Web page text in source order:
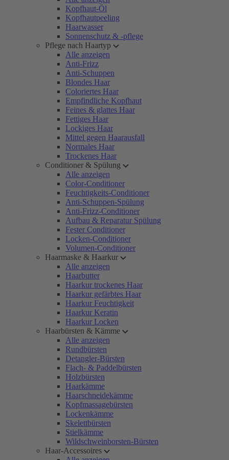
Kopfhaut-Öl
Kopfhautpeeling
Haarwasser
Sonnenschutz & -pflege
Pflege nach Haartyp
Alle anzeigen
Anti-Frizz
Anti-Schuppen
Blondes Haar
Coloriertes Haar
Empfindliche Kopfhaut
Feines & glattes Haar
Fettiges Haar
Lockiges Haar
Mittel gegen Haarausfall
Normales Haar
Trockenes Haar
Conditioner & Spülung
Alle anzeigen
Color-Conditioner
Feuchtigkeits-Conditioner
Anti-Schuppen-Spülung
Anti-Frizz-Conditioner
Aufbau & Reparatur Spülung
Fester Conditioner
Locken-Conditioner
Volumen-Conditioner
Haarmaske & Haarkur
Alle anzeigen
Haarbutter
Haarkur trockenes Haar
Haarkur gefärbtes Haar
Haarkur Feuchtigkeit
Haarkur Keratin
Haarkur Locken
Haarbürsten & Kämme
Alle anzeigen
Rundbürsten
Detangler-Bürsten
Flach- & Paddelbürsten
Holzbürsten
Haarkämme
Haarschneidekämme
Kopfmassagebürsten
Lockenkämme
Skelettbürsten
Stielkämme
Wildschweinborsten-Bürsten
Haar-Accessoires